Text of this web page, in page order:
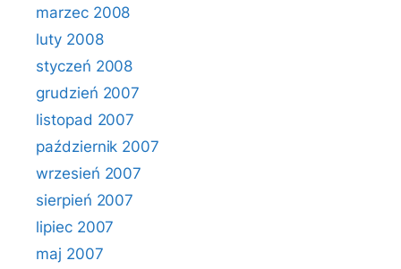
marzec 2008
luty 2008
styczeń 2008
grudzień 2007
listopad 2007
październik 2007
wrzesień 2007
sierpień 2007
lipiec 2007
maj 2007